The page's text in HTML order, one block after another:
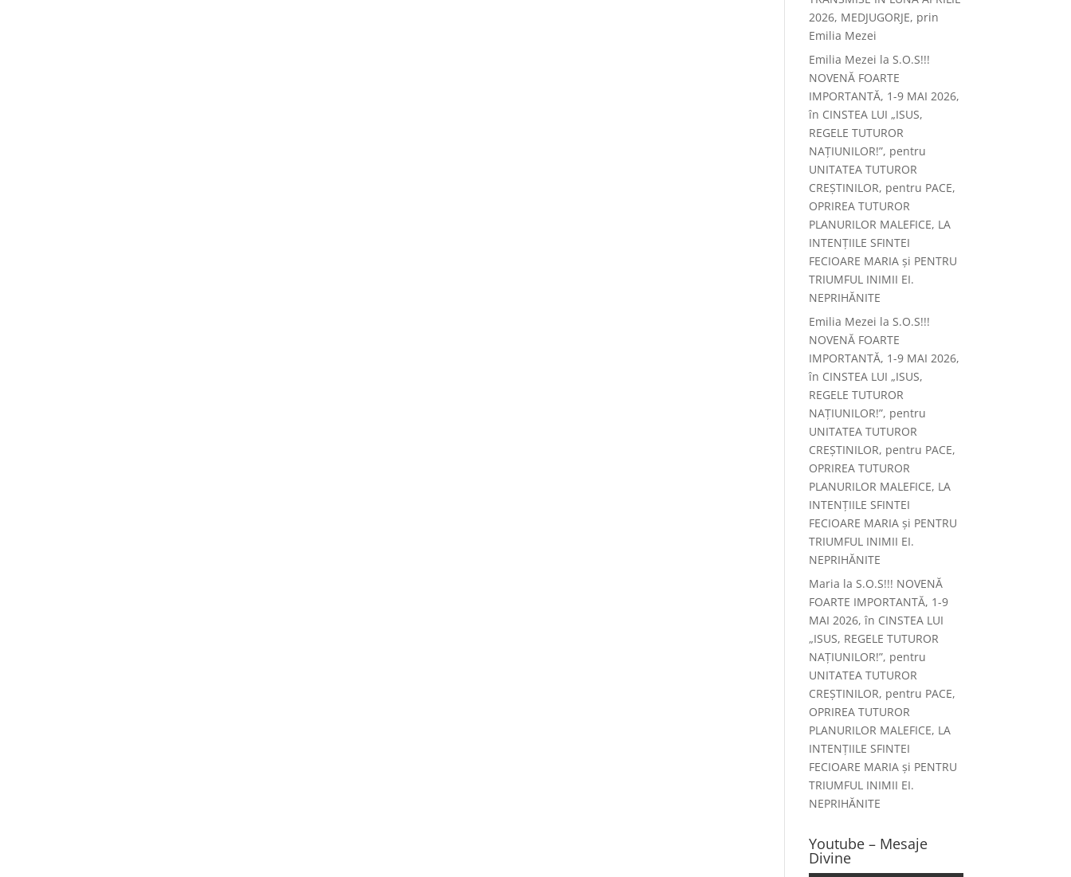
2026, MEDJUGORJE, prin
Emilia Mezei
Emilia Mezei laS.O.S!!!
NOVENĂ FOARTE
IMPORTANTĂ, 1-9 MAI 2026,
în CINSTEA LUI „ISUS,
REGELE TUTUROR
NAȚIUNILOR!”, pentru
UNITATEA TUTUROR
CREȘTINILOR, pentru PACE,
OPRIREA TUTUROR
PLANURILOR MALEFICE, LA
INTENȚIILE SFINTEI
FECIOARE MARIA și PENTRU
TRIUMFUL INIMII EI.
NEPRIHĂNITE
Emilia Mezei laS.O.S!!!
NOVENĂ FOARTE
IMPORTANTĂ, 1-9 MAI 2026,
în CINSTEA LUI „ISUS,
REGELE TUTUROR
NAȚIUNILOR!”, pentru
UNITATEA TUTUROR
CREȘTINILOR, pentru PACE,
OPRIREA TUTUROR
PLANURILOR MALEFICE, LA
INTENȚIILE SFINTEI
FECIOARE MARIA și PENTRU
TRIUMFUL INIMII EI.
NEPRIHĂNITE
Maria laS.O.S!!! NOVENĂ
FOARTE IMPORTANTĂ, 1-9
MAI 2026, în CINSTEA LUI
„ISUS, REGELE TUTUROR
NAȚIUNILOR!”, pentru
UNITATEA TUTUROR
CREȘTINILOR, pentru PACE,
OPRIREA TUTUROR
PLANURILOR MALEFICE, LA
INTENȚIILE SFINTEI
FECIOARE MARIA și PENTRU
TRIUMFUL INIMII EI.
NEPRIHĂNITE
Youtube – Mesaje
Divine